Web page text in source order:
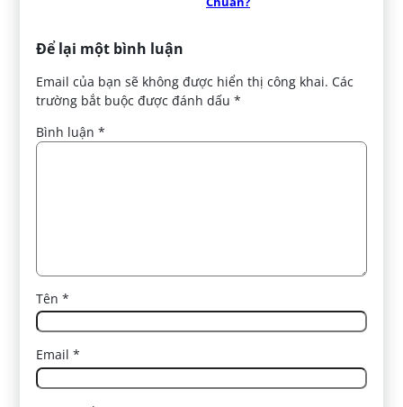
Để lại một bình luận
Email của bạn sẽ không được hiển thị công khai. Các
trường bắt buộc được đánh dấu*
Bình luận*
Tên*
Email*